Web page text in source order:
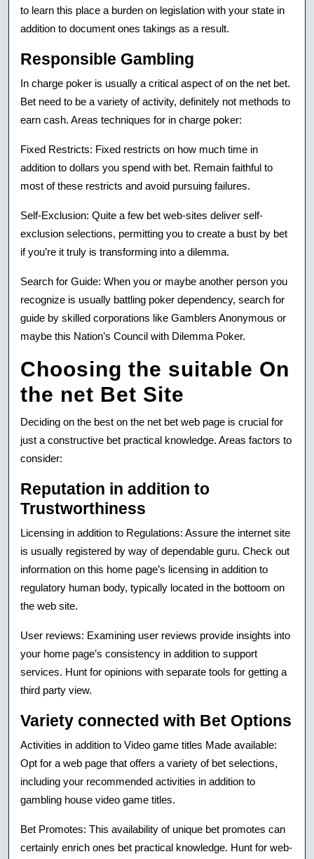
to learn this place a burden on legislation with your state in
addition to document ones takings as a result.
Responsible Gambling
In charge poker is usually a critical aspect of on the net bet.
Bet need to be a variety of activity, definitely not methods to
earn cash. Areas techniques for in charge poker:
Fixed Restricts: Fixed restricts on how much time in
addition to dollars you spend with bet. Remain faithful to
most of these restricts and avoid pursuing failures.
Self-Exclusion: Quite a few bet web-sites deliver self-
exclusion selections, permitting you to create a bust by bet
if you’re it truly is transforming into a dilemma.
Search for Guide: When you or maybe another person you
recognize is usually battling poker dependency, search for
guide by skilled corporations like Gamblers Anonymous or
maybe this Nation’s Council with Dilemma Poker.
Choosing the suitable On
the net Bet Site
Deciding on the best on the net bet web page is crucial for
just a constructive bet practical knowledge. Areas factors to
consider:
Reputation in addition to
Trustworthiness
Licensing in addition to Regulations: Assure the internet site
is usually registered by way of dependable guru. Check out
information on this home page’s licensing in addition to
regulatory human body, typically located in the bottoom on
the web site.
User reviews: Examining user reviews provide insights into
your home page’s consistency in addition to support
services. Hunt for opinions with separate tools for getting a
third party view.
Variety connected with Bet Options
Activities in addition to Video game titles Made available:
Opt for a web page that offers a variety of bet selections,
including your recommended activities in addition to
gambling house video game titles.
Bet Promotes: This availability of unique bet promotes can
certainly enrich ones bet practical knowledge. Hunt for web-